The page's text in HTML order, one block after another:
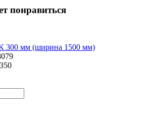
понравиться
300 мм (ширина 1500 мм)